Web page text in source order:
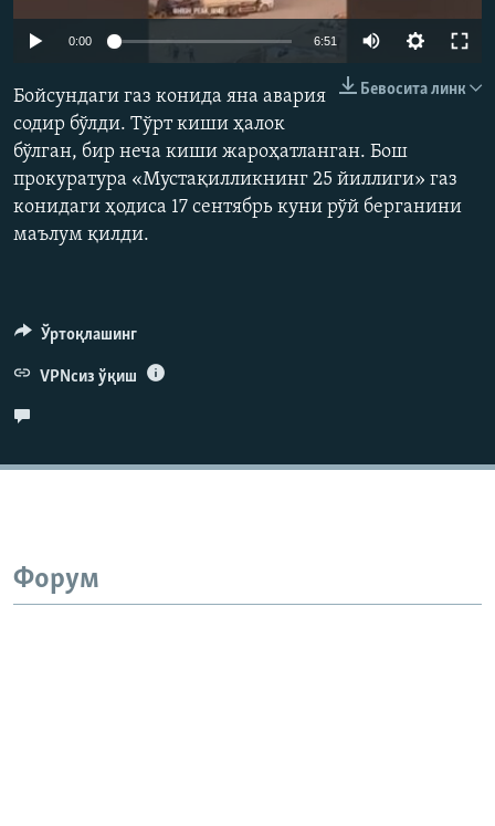
Auto 360p
720p
0:00 6:51
480p
Бевосита линк
Бойсундаги газ конида яна авария
содир бўлди. Тўрт киши ҳалок
бўлган, бир неча киши жароҳатланган. Бош
прокуратура «Мустақилликнинг 25 йиллиги» газ
конидаги ҳодиса 17 сентябрь куни рўй берганини
маълум қилди.
Ўртоқлашинг
VPNсиз ўқиш
Форум